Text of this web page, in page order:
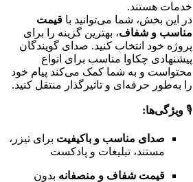
خدمات هستند.
در این بخش، شما می‌توانید با قیمت
مناسب و شفاف، بهترین گزینه را برای
پروژه خود انتخاب کنید. صدای گویندگان
پیشنهادی چکاوا مناسب برای انواع
محتواست و به شما کمک می‌کند پیام خود
را به‌طور حرفه‌ای و تاثیرگذار منتقل کنید.
🎙️ ویژگی‌ها:
صدای مناسب و باکیفیت برای تیزر،
مستند، تبلیغات و پادکست
قیمت شفاف و منصفانه بدون